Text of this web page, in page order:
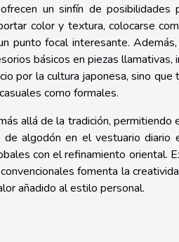
un sinfín de posibilidades
color y textura, colocarse
punto focal interesante.
básicos en piezas llamativas,
por la cultura japonesa, sino
como formales.
allá de la tradición, permitiendo
algodón en el vestuario
con el refinamiento oriental.
fomenta la
añadido al estilo personal.